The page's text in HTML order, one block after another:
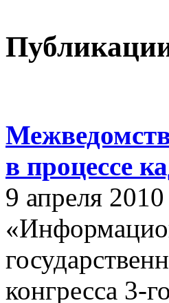
в процессе
9 апреля
конгресса 3-